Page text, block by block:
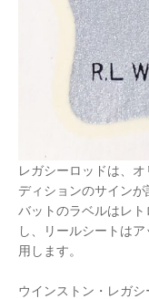
レガシーロッドは、
ディションのサインが
バットのラベルはレ
し、リールシートは
用します。
ウインストン・レガシ